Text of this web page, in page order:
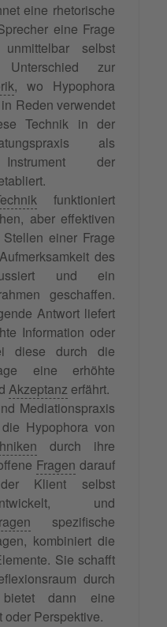
eine rhetorische
eine Frage
selbst
zur
, wo Hypophora
Reden verwendet
Technik in der
als
Instrument der
funktioniert
aber effektiven
einer Frage
des
und ein
geschaffen.
Antwort liefert
Information oder
diese durch die
eine erhöhte
Akzeptanz erfährt.
Mediationspraxis
Hypophora von
durch ihre
Fragen darauf
Klient selbst
und
spezifische
kombiniert die
Sie schafft
durch
dann eine
oder Perspektive.